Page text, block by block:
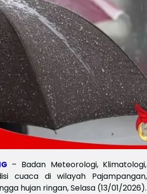
– Badan Meteorologi,
cuaca di wilayah
hujan ringan, Selasa (13/01/2026).